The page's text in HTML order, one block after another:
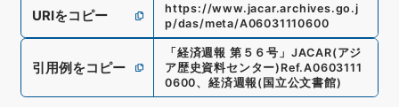
URIをコピー
https://www.jacar.archives.go.j
p/das/meta/A06031110600
引用例をコピー
「 経済週報 第５６号 」 JACAR(アジ
ア歴史資料センター) Ref.A0603111
0600、 経済週報 ( 国立公文書館)